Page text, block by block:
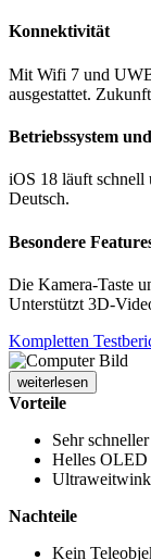
Konnektivität
Mit Wifi 7 und
ausgestattet.
Betriebssystem
iOS 18 läuft schnell
Deutsch.
Besondere
Die Kamera-Taste
Unterstützt 3D-
Kompletten
weiterlesen
Vorteile
Sehr
Helles OLED
Nachteile
Kein